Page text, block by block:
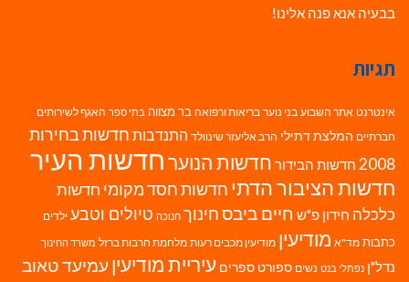
בבעיה אנא פנה אלינו!
תגיות
אינטרנט אתר השבוע בני נוער בריאות ורפואה בר מצווה בתי ספר האגף לשירותים
חברתיים המלצת דתילי הרב אליעזר שינוולד התנדבות חדשות בחירות
2008 חדשות הבידור חדשות הנוערחדשות העיר
חדשות הציבור הדתי חדשות חסד מקומי חדשות
כלכלה חידון פ"ש חיים ביבסחינוך חנוכה טיולים וטבע ילדים
כתבות מד"א מודיעין מודיעין מכבים רעות מלחמת חרבות ברזל משרד החינוך
נדל"ן נפתלי בנט נשים ספורט ספרים עיריית מודיעין עמיעד טאוב